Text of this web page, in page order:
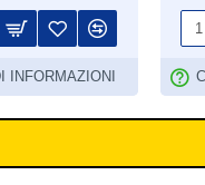
INFORMAZIONI